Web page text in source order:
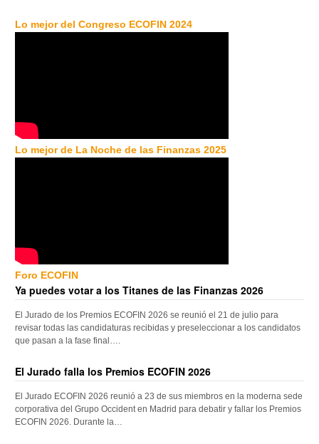
Lo mejor del Congreso ECOFIN 2024
Lo mejor de La Noche de las Finanzas 2025
Foro ECOFIN
Ya puedes votar a los Titanes de las Finanzas 2026
El Jurado de los Premios ECOFIN 2026 se reunió el 21 de julio para
revisar todas las candidaturas recibidas y preseleccionar a los candidatos
que pasan a la fase final….
El Jurado falla los Premios ECOFIN 2026
El Jurado ECOFIN 2026 reunió a 23 de sus miembros en la moderna sede
corporativa del Grupo Occident en Madrid para debatir y fallar los Premios
ECOFIN 2026. Durante la…